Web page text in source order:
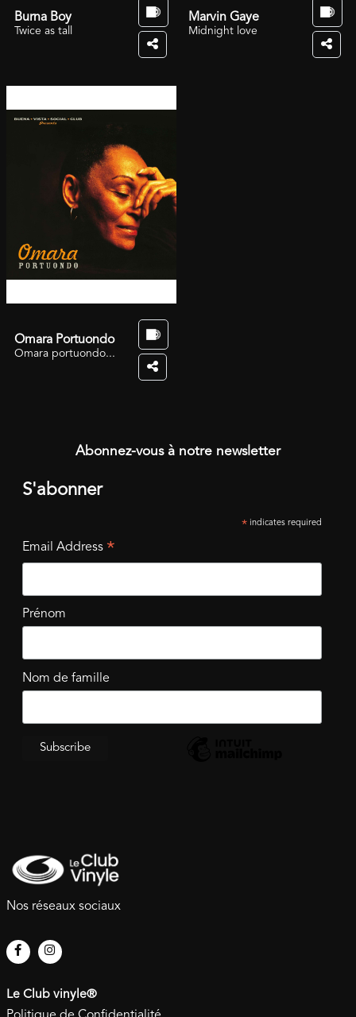
Burna Boy
Twice as tall
Marvin Gaye
Midnight love
Omara Portuondo
Omara portuondo...
Abonnez-vous à notre newsletter
S'abonner
*indicates required
Email Address *
Prénom
Nom de famille
Nos réseaux sociaux
Le Club vinyle®